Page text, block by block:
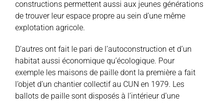
constructions permettent aussi aux jeunes générations
de trouver leur espace propre au sein d’une même
explotation agricole.
D’autres ont fait le pari de l’autoconstruction et d’un
habitat aussi économique qu’écologique. Pour
exemple les maisons de paille dont la première a fait
l’objet d’un chantier collectif au CUN en 1979. Les
ballots de paille sont disposés à l’intérieur d’une